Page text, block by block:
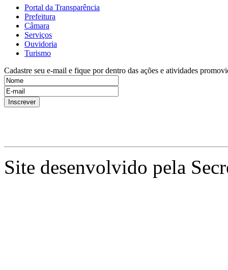
Portal da Transparência
Prefeitura
Câmara
Serviços
Ouvidoria
Turismo
Cadastre seu e-mail e fique por dentro das ações e atividades
Site desenvolvido pela